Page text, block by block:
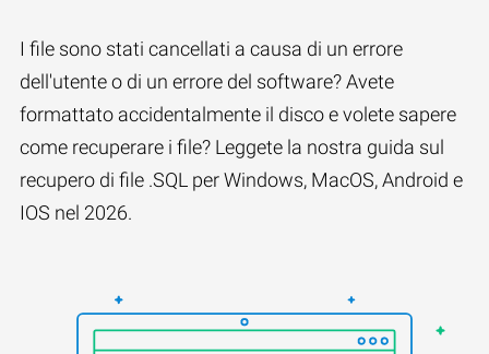
I file sono stati cancellati a causa di un errore
dell'utente o di un errore del software? Avete
formattato accidentalmente il disco e volete sapere
come recuperare i file? Leggete la nostra guida sul
recupero di file .SQL per Windows, MacOS, Android e
IOS nel 2026.